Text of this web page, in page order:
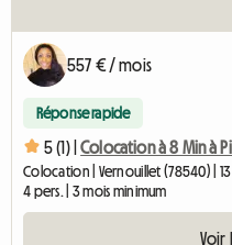
557 € / mois
Réponse rapide
5 (1) | Colocation à 8 Min à
Colocation | Vernouillet (78540) |
4 pers. | 3 mois minimum
Voir